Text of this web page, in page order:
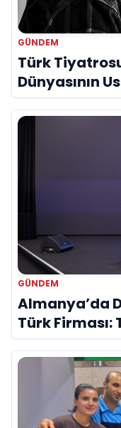
GÜNDEM
Türk
Dünyasının
Hayatını
GÜNDEM
Almanya’da
Türk Firması: